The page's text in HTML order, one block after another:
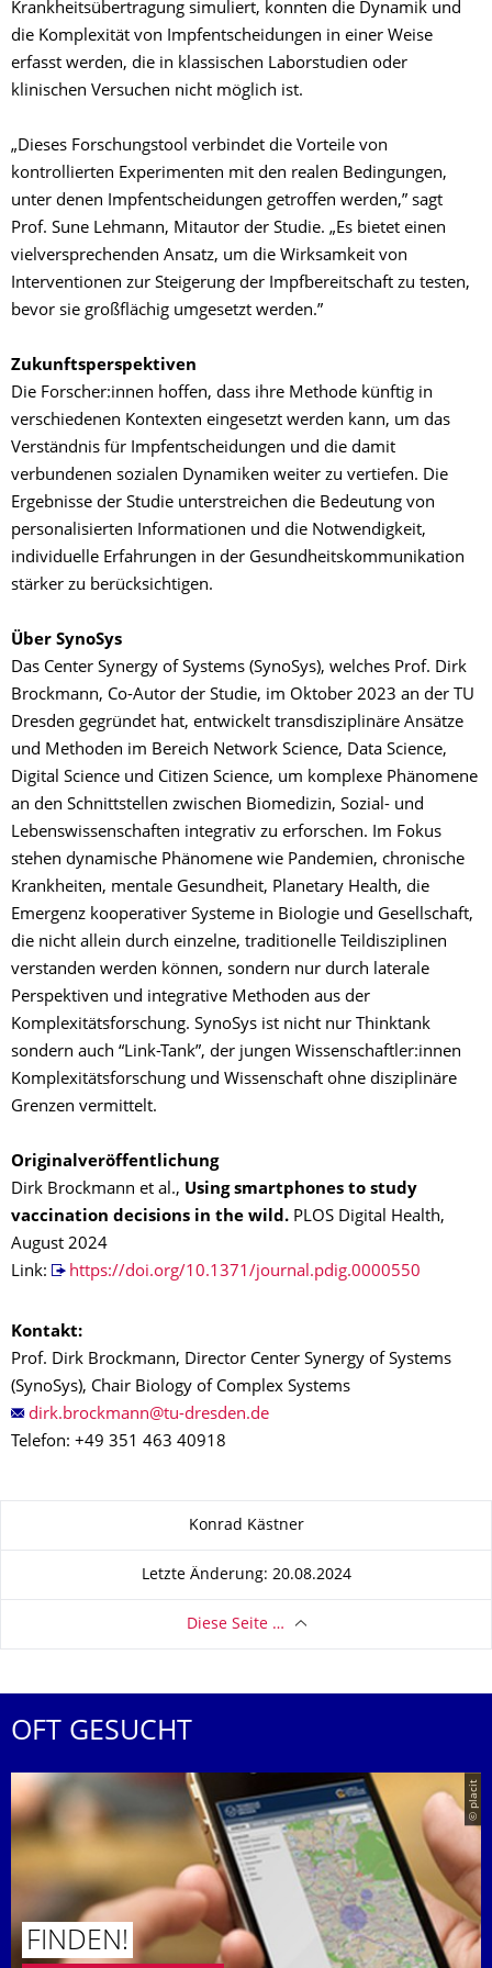
Krankheitsübertragung simuliert, konnten die Dynamik und
die Komplexität von Impfentscheidungen in einer Weise
erfasst werden, die in klassischen Laborstudien oder
klinischen Versuchen nicht möglich ist.
„Dieses Forschungstool verbindet die Vorteile von
kontrollierten Experimenten mit den realen Bedingungen,
unter denen Impfentscheidungen getroffen werden,” sagt
Prof. Sune Lehmann, Mitautor der Studie. „Es bietet einen
vielversprechenden Ansatz, um die Wirksamkeit von
Interventionen zur Steigerung der Impfbereitschaft zu testen,
bevor sie großflächig umgesetzt werden.”
Zukunftsperspektiven
Die Forscher:innen hoffen, dass ihre Methode künftig in
verschiedenen Kontexten eingesetzt werden kann, um das
Verständnis für Impfentscheidungen und die damit
verbundenen sozialen Dynamiken weiter zu vertiefen. Die
Ergebnisse der Studie unterstreichen die Bedeutung von
personalisierten Informationen und die Notwendigkeit,
individuelle Erfahrungen in der Gesundheitskommunikation
stärker zu berücksichtigen.
Über SynoSys
Das Center Synergy of Systems (SynoSys), welches Prof. Dirk
Brockmann, Co-Autor der Studie, im Oktober 2023 an der TU
Dresden gegründet hat, entwickelt transdisziplinäre Ansätze
und Methoden im Bereich Network Science, Data Science,
Digital Science und Citizen Science, um komplexe Phänomene
an den Schnittstellen zwischen Biomedizin, Sozial- und
Lebenswissenschaften integrativ zu erforschen. Im Fokus
stehen dynamische Phänomene wie Pandemien, chronische
Krankheiten, mentale Gesundheit, Planetary Health, die
Emergenz kooperativer Systeme in Biologie und Gesellschaft,
die nicht allein durch einzelne, traditionelle Teildisziplinen
verstanden werden können, sondern nur durch laterale
Perspektiven und integrative Methoden aus der
Komplexitätsforschung. SynoSys ist nicht nur Thinktank
sondern auch “Link-Tank”, der jungen Wissenschaftler:innen
Komplexitätsforschung und Wissenschaft ohne disziplinäre
Grenzen vermittelt.
Originalveröffentlichung
Dirk Brockmann et al., Using smartphones to study
vaccination decisions in the wild. PLOS Digital Health,
August 2024
Link:
https://doi.org/10.1371/journal.pdig.0000550
Kontakt:
Prof. Dirk Brockmann, Director Center Synergy of Systems
(SynoSys), Chair Biology of Complex Systems
Telefon: +49 351 463 40918
Konrad Kästner
Letzte Änderung: 20.08.2024
Diese Seite …
OFT GESUCHT
© placit
FINDEN!